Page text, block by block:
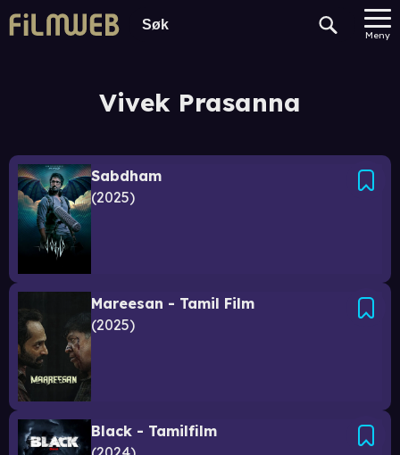
Meny
Vivek Prasanna
Sabdham
2025
Mareesan - Tamil Film
2025
Black - Tamilfilm